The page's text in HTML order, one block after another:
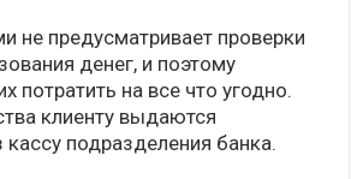
не предусматривает проверки
денег, и поэтому
потратить на все что угодно.
клиенту выдаются
подразделения банка.